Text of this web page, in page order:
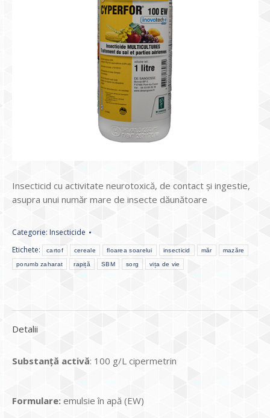
Insecticid cu activitate neurotoxică, de contact și ingestie,
asupra unui număr mare de insecte dăunătoare
Categorie: Insecticide
Etichete:
cartof cereale floarea soarelui insecticid măr mazăre
porumb zaharat rapiță SBM sorg vița de vie
Detalii
Substanță activă: 100 g/L cipermetrin
Formulare: emulsie în apă (EW)